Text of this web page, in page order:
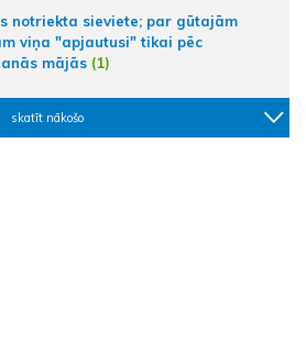
notriekta sieviete; par gūtajām
viņa "apjautusi" tikai pēc
mājās (1)
skatīt nākošo